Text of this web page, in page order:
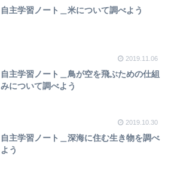
自主学習ノート＿米について調べよう
2019.11.06
自主学習ノート＿鳥が空を飛ぶための仕組
みについて調べよう
2019.10.30
自主学習ノート＿深海に住む生き物を調べ
よう